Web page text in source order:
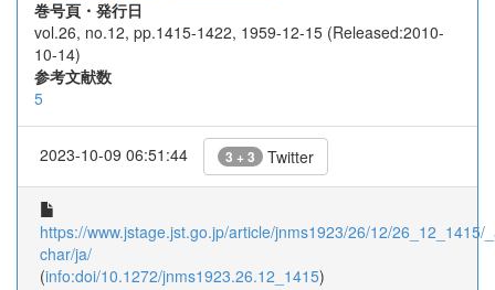
巻号頁・発行日
vol.26, no.12, pp.1415-1422, 1959-12-15 (Released:2010-
10-14)
参考文献数
5
2023-10-09 06:51:44 3 + 3 Twitter
https://www.jstage.jst.go.jp/article/jnms1923/26/12/26_12_1415/
char/ja/
(info:doi/10.1272/jnms1923.26.12_1415)